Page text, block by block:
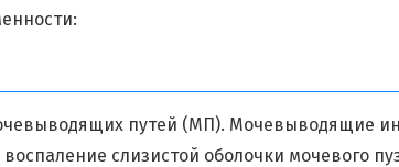
путей (МП). Мочевыводящие
слизистой оболочки мочевого